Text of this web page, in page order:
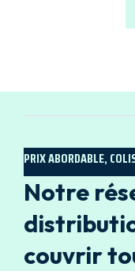
PRIX ABORDABLE,
Notre
couvrir